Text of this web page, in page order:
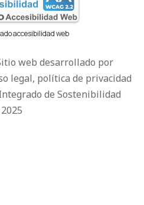
accesibilidad web
web desarrollado por
legal, política de privacidad
de Sostenibilidad
2025